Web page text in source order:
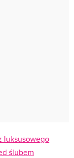
luksusowego
ślubem